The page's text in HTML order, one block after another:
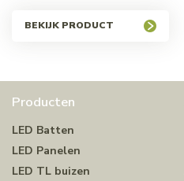
BEKIJK PRODUCT
Producten
LED Batten
LED Panelen
LED TL buizen